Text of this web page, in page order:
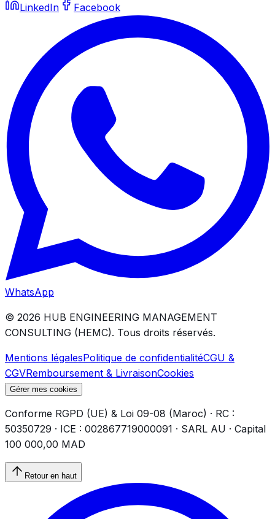
LinkedIn Facebook
WhatsApp
© 2026 HUB ENGINEERING MANAGEMENT
CONSULTING (HEMC). Tous droits réservés.
Mentions légalesPolitique de confidentialitéCGU &
CGVRemboursement & LivraisonCookies
Gérer mes cookies
Conforme RGPD (UE) & Loi 09-08 (Maroc) · RC :
50350729 · ICE : 002867719000091 · SARL AU · Capital
100 000,00 MAD
Retour en haut